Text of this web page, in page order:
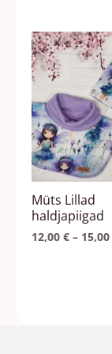
Müts Lillad
haldjapiigad
12,00 € – 15,00
Sellel
tootel
on
mitu
varianti.
Valikuid
saab
teha
tootelehel.